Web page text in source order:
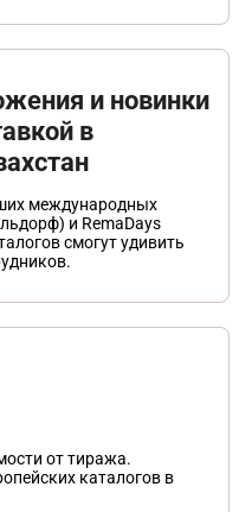
и новинки
в
международных
и RemaDays
смогут удивить
от тиража.
каталогов в